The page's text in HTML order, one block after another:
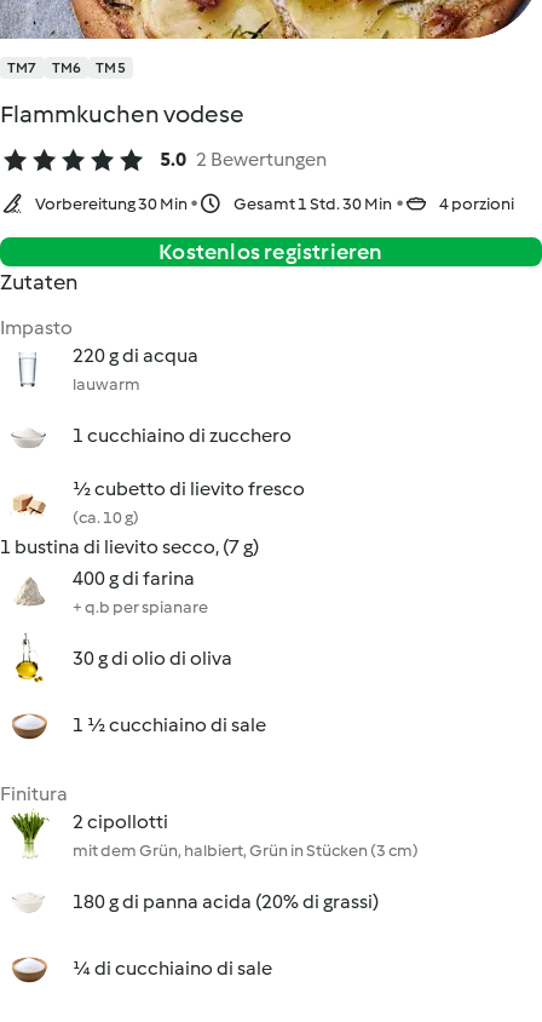
TM7 TM6 TM5
Flammkuchen vodese
5.0 2 Bewertungen
Vorbereitung 30 Min Gesamt 1 Std. 30 Min 4 porzioni
Kostenlos registrieren
Zutaten
Impasto
220 g di acqua
lauwarm
1 cucchiaino di zucchero
½ cubetto di lievito fresco
(ca. 10 g)
1 bustina di lievito secco, (7 g)
400 g di farina
+ q.b per spianare
30 g di olio di oliva
1 ½ cucchiaino di sale
Finitura
2 cipollotti
mit dem Grün, halbiert, Grün in Stücken (3 cm)
180 g di panna acida (20% di grassi)
¼ di cucchiaino di sale